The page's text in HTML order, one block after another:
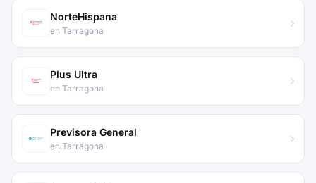
NorteHispana
en Tarragona
Plus Ultra
en Tarragona
Previsora General
en Tarragona